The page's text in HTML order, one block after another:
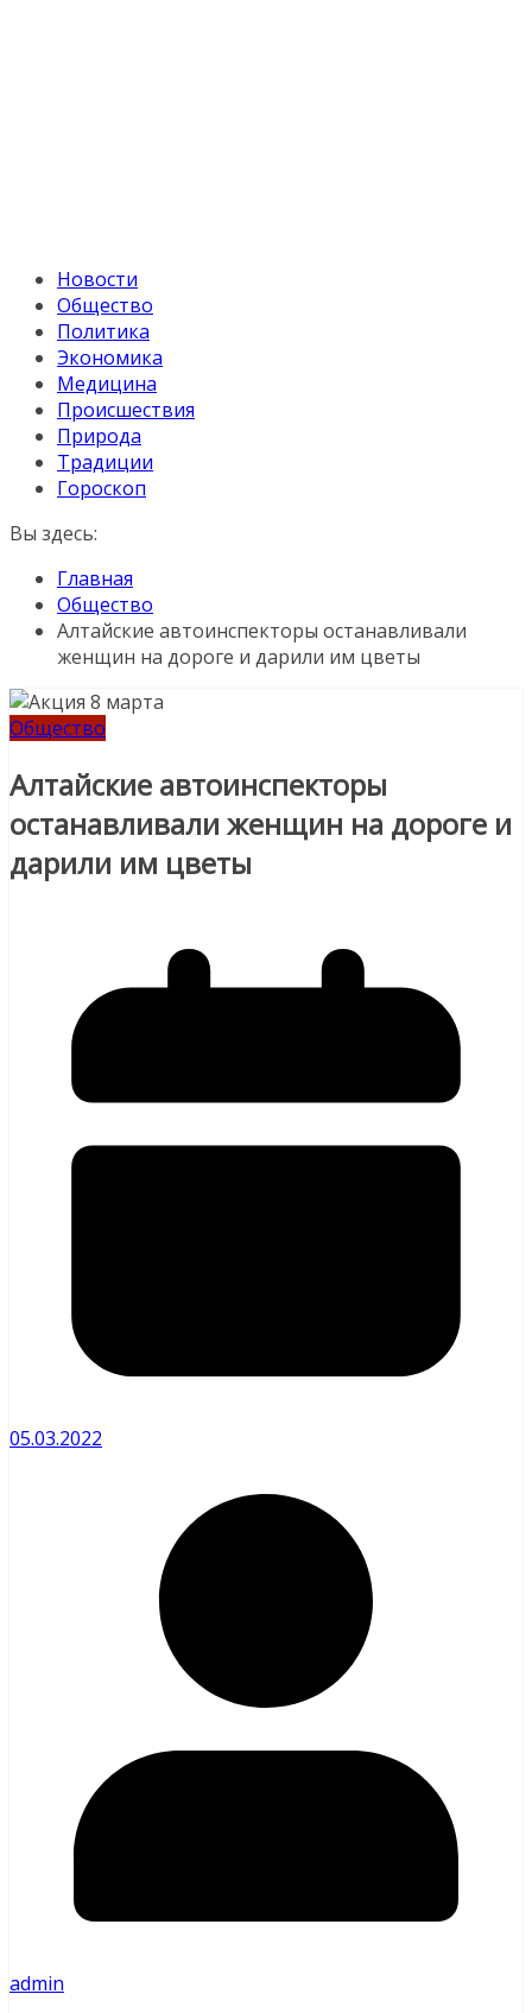
Новости
Общество
Политика
Экономика
Медицина
Происшествия
Природа
Традиции
Гороскоп
Вы здесь:
Главная
Общество
Алтайские автоинспекторы останавливали
женщин на дороге и дарили им цветы
Общество
Алтайские автоинспекторы
останавливали женщин на дороге и
дарили им цветы
05.03.2022
admin